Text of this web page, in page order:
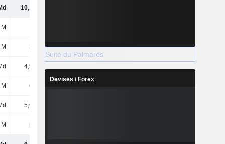
10,18 Md
344 M 344 M 344 M
4,96 Md
620 M
5,97 Md
504 M
Suite du Palmarès
Devises / Forex